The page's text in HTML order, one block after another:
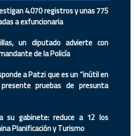
4.070 registros y unas 775
a exfuncionaria
un diputado advierte con
de la Policía
a Patzi que es un “inútil en
pruebas de presunta
su gabinete: reduce a 12 los
Planificación y Turismo